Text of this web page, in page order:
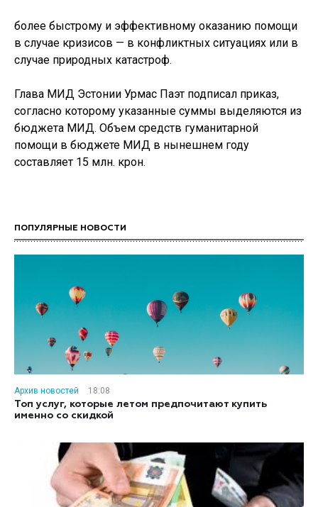
более быстрому и эффективному оказанию помощи
в случае кризисов — в конфликтных ситуациях или в
случае природных катастроф.
Глава МИД Эстонии Урмас Паэт подписал приказ,
согласно которому указанные суммы выделяются из
бюджета МИД. Объем средств гуманитарной
помощи в бюджете МИД в нынешнем году
составляет 15 млн. крон.
ПОПУЛЯРНЫЕ НОВОСТИ
Архив новостей
18:08
Топ услуг, которые летом предпочитают купить
именно со скидкой